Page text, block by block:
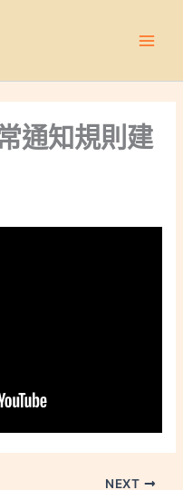
通知規則建
NEXT